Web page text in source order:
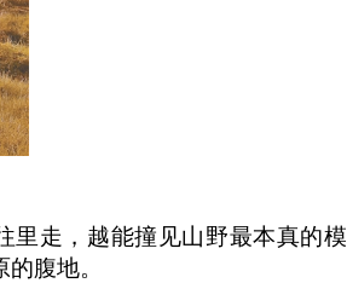
里走，越能撞见山野最本真的模
腹地。